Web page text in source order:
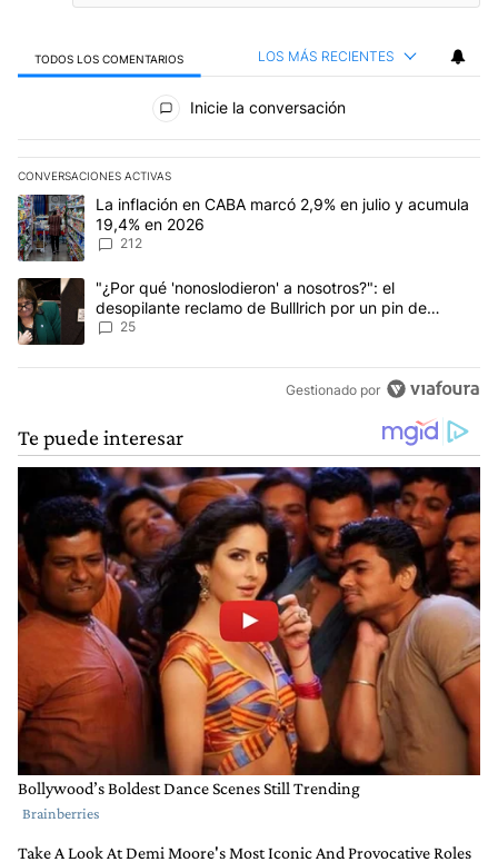
TODOS LOS COMENTARIOS LOS MÁS RECIENTES
Todos los comentarios
Inicie la conversación
CONVERSACIONES ACTIVAS
Este listado muestra los artículos con más comentarios en los
Un artículo de tendencia con el título "La inflación en CABA
La inflación en CABA marcó 2,9% en julio y acumula
19,4% en 2026
212
Un artículo de tendencia con el título ""¿Por qué 'nonoslodieron'
"¿Por qué 'nonoslodieron' a nosotros?": el
desopilante reclamo de Bulllrich por un pin de
Malvinas
25
Gestionado por